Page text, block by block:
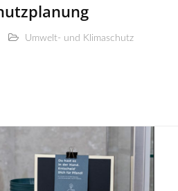
Umwelt- und Klimaschutz